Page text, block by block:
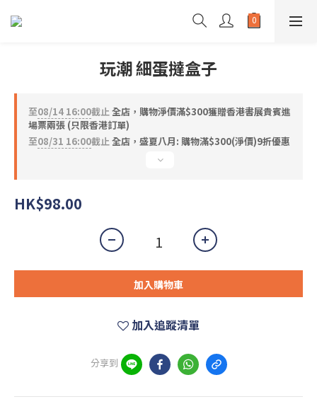
玩潮 細蛋撻盒子
至08/14 16:00截止全店，購物淨價滿$300獲贈香港書展貴賓進
場票兩張 (只限香港訂單)
至08/31 16:00截止全店，盛夏八月: 購物滿$300(淨價)9折優惠
HK$98.00
加入購物車
加入追蹤清單
分享到